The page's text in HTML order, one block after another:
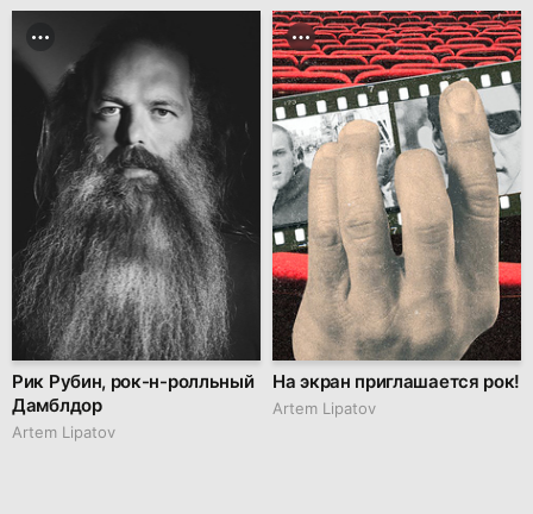
Рик Рубин, рок-н-ролльный
Дамблдор
Artem Lipatov
На экран приглашается рок!
Artem Lipatov